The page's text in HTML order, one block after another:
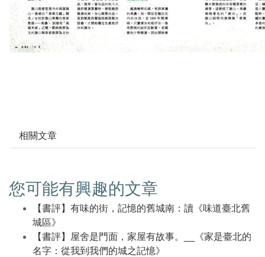
相關文章
您可能有興趣的文章
【書評】有味的街，記憶的舊城南：讀《味道臺北舊
城區》
【書評】屋舍是門面，家屋有故事。__《家是臺北的
名字：從我到我們的城之記憶》